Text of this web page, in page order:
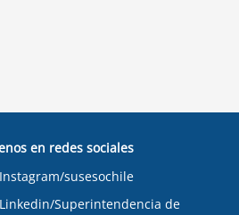
en redes sociales
Instagram/susesochile
Linkedin/Superintendencia de